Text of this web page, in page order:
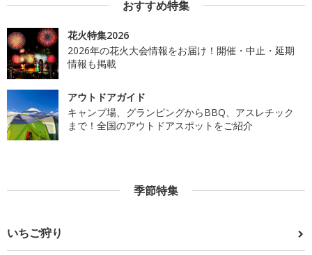
おすすめ特集
花火特集2026
2026年の花火大会情報をお届け！開催・中止・延期
情報も掲載
アウトドアガイド
キャンプ場、グランピングからBBQ、アスレチック
まで！全国のアウトドアスポットをご紹介
季節特集
いちご狩り